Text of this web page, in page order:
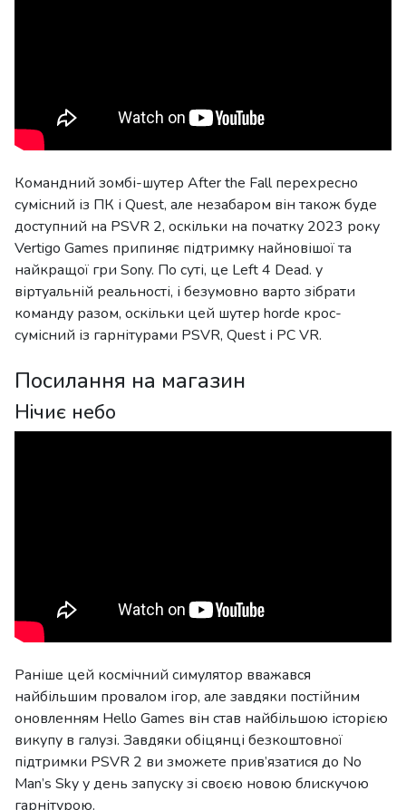
Командний зомбі-шутер After the Fall перехресно
сумісний із ПК і Quest, але незабаром він також буде
доступний на PSVR 2, оскільки на початку 2023 року
Vertigo Games припиняє підтримку найновішої та
найкращої гри Sony. По суті, це Left 4 Dead. у
віртуальній реальності, і безумовно варто зібрати
команду разом, оскільки цей шутер horde крос-
сумісний із гарнітурами PSVR, Quest і PC VR.
Посилання на магазин
Нічиє небо
Раніше цей космічний симулятор вважався
найбільшим провалом ігор, але завдяки постійним
оновленням Hello Games він став найбільшою історією
викупу в галузі. Завдяки обіцянці безкоштовної
підтримки PSVR 2 ви зможете прив’язатися до No
Man’s Sky у день запуску зі своєю новою блискучою
гарнітурою.